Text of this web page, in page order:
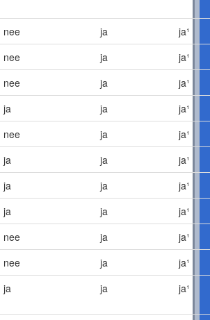
nee ja
ja¹
nee ja
ja¹
nee ja
ja¹
ja ja
ja¹
nee ja
ja¹
ja ja
ja¹
ja ja
ja¹
ja ja
ja¹
nee ja
ja¹
nee ja
ja¹
ja ja ja¹